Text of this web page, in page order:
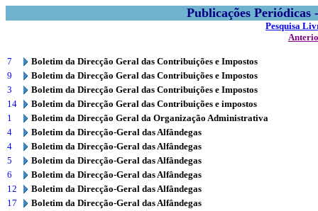
Publicações
Pesquisa
7
Boletim da Direcção Geral das Contribuições e Impostos
9
Boletim da Direcção Geral das Contribuições e Impostos
3
Boletim da Direcção Geral das Contribuições e Impostos
14
Boletim da Direcção Geral das Contribuições e impostos
1
Boletim da Direcção Geral da Organização Administrativa
4
Boletim da Direcção-Geral das Alfândegas
4
Boletim da Direcção-Geral das Alfândegas
5
Boletim da Direcção-Geral das Alfândegas
6
Boletim da Direcção-Geral das Alfândegas
12
Boletim da Direcção-Geral das Alfândegas
17
Boletim da Direcção-Geral das Alfândegas